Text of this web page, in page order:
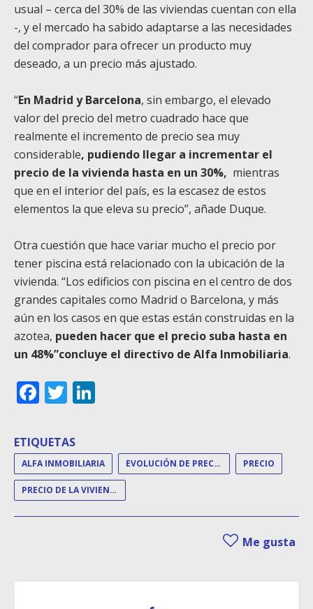
usual – cerca del 30% de las viviendas cuentan con ella
-, y el mercado ha sabido adaptarse a las necesidades
del comprador para ofrecer un producto muy
deseado, a un precio más ajustado.
“En Madrid y Barcelona, sin embargo, el elevado
valor del precio del metro cuadrado hace que
realmente el incremento de precio sea muy
considerable, pudiendo llegar a incrementar el
precio de la vivienda hasta en un 30%, mientras
que en el interior del país, es la escasez de estos
elementos la que eleva su precio”, añade Duque.
Otra cuestión que hace variar mucho el precio por
tener piscina está relacionado con la ubicación de la
vivienda. “Los edificios con piscina en el centro de dos
grandes capitales como Madrid o Barcelona, y más
aún en los casos en que estas están construidas en la
azotea, pueden hacer que el precio suba hasta en
un 48%”concluye el directivo de Alfa Inmobiliaria.
Facebook
Twitter
ETIQUETAS
ALFA INMOBILIARIA EVOLUCIÓN DE PRECIOS PRECIO
PRECIO DE LA VIVIENDA
Me gusta